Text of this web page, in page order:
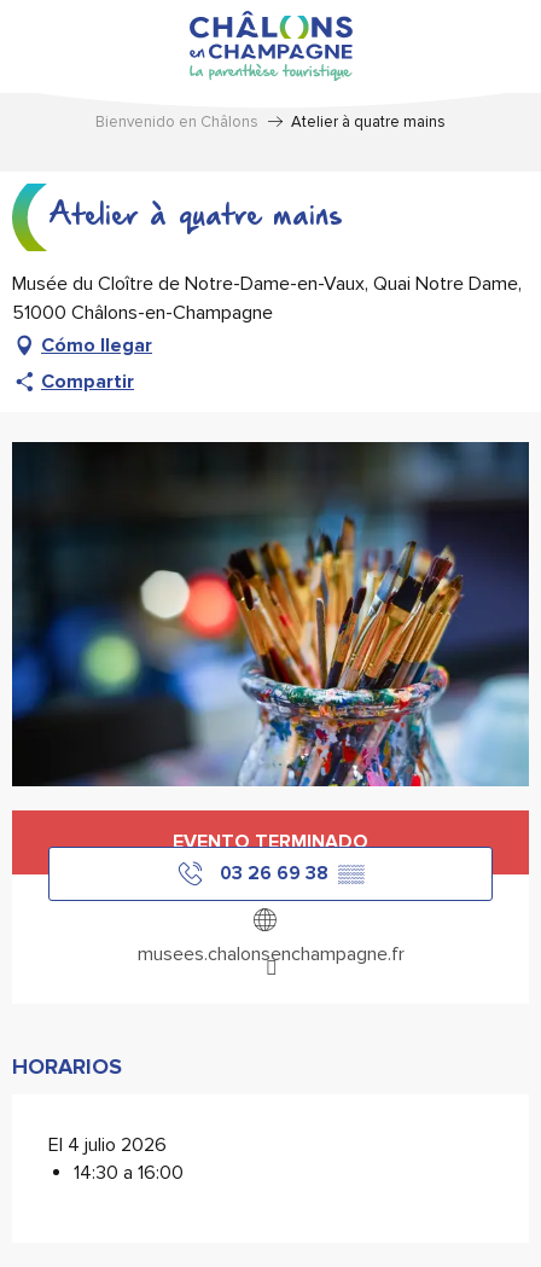
Bienvenido en Châlons Atelier à quatre mains
Atelier à quatre mains
Musée du Cloître de Notre-Dame-en-Vaux, Quai Notre Dame,
51000 Châlons-en-Champagne
Cómo llegar
Compartir
EVENTO TERMINADO
03 26 69 38 ▒▒
musees.chalonsenchampagne.fr
HORARIOS
El 4 julio 2026
14:30 a 16:00